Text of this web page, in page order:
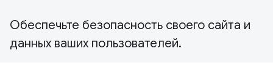
Обеспечьте безопасность своего сайта и
данных ваших пользователей.